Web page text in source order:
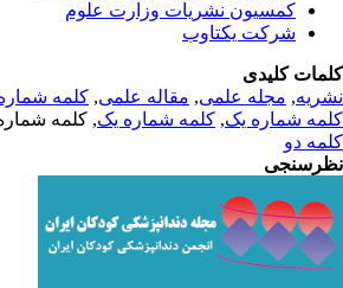
کمسیون نشریات وزارت علوم
شرکت یکتاوب
کلیدی
,مجله علمی, مقاله علمی, کلمه شماره
شماره یک,کلمه شماره یک, کلمه شماره
دو